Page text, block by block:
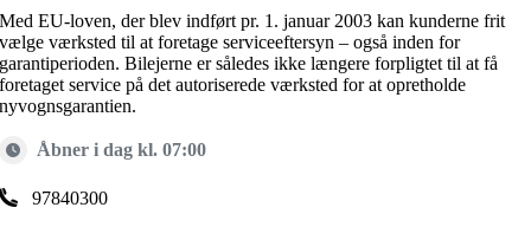
Med EU-loven, der blev indført pr. 1. januar 2003 kan kunderne frit
vælge værksted til at foretage serviceeftersyn – også inden for
garantiperioden. Bilejerne er således ikke længere forpligtet til at få
foretaget service på det autoriserede værksted for at opretholde
nyvognsgarantien.
Åbner i dag kl. 07:00
97840300